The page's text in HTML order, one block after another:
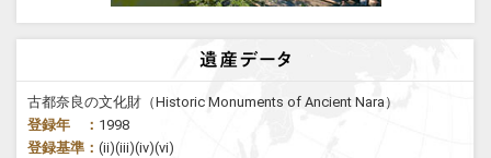
古都奈良の文化財（Historic Monuments of Ancient Nara）
登録年 ： 1998
登録基準： (ii)(iii)(iv)(vi)